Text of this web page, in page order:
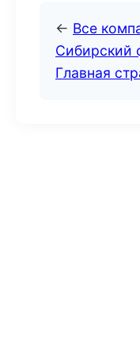
← Все
Сибирский
Главная